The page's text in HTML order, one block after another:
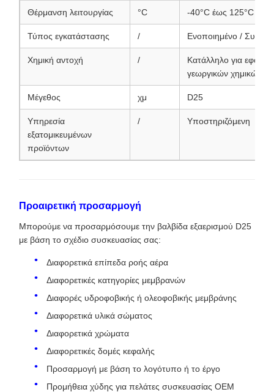
Θέρμανση λειτουργίας °C -40°C έως 125°C
Τύπος εγκατάστασης / Ενοποιημένο /
Χημική αντοχή /
Κατάλληλο για
γεωργικών χημικών
Μέγεθος χμ D25
Υπηρεσία
εξατομικευμένων
προϊόντων
/ Υποστηριζόμενη
Προαιρετική προσαρμογή
Μπορούμε να προσαρμόσουμε την βαλβίδα εξαερισμού D25
με βάση το σχέδιο συσκευασίας σας:
Διαφορετικά επίπεδα ροής αέρα
Διαφορετικές κατηγορίες μεμβρανών
Διαφορές υδροφοβικής ή ολεοφοβικής μεμβράνης
Διαφορετικά υλικά σώματος
Διαφορετικά χρώματα
Διαφορετικές δομές κεφαλής
Προσαρμογή με βάση το λογότυπο ή το έργο
Προμήθεια χύδης για πελάτες συσκευασίας OEM